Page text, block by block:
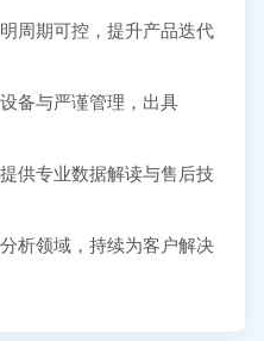
明周期可控，提升产品迭代
备与严谨管理，出具
供专业数据解读与售后技
析领域，持续为客户解决